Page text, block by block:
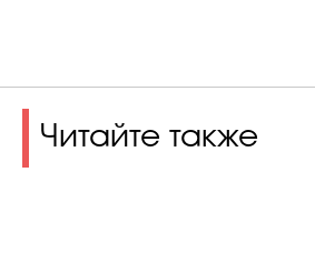
Читайте также